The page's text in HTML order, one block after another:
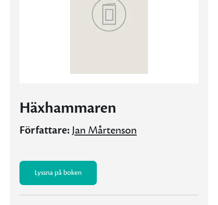
Häxhammaren
Författare: Jan Mårtenson
Lyssna på boken